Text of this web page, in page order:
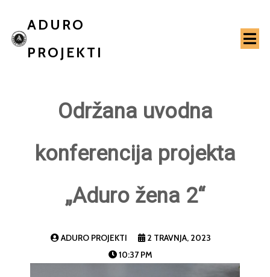
ADURO
PROJEKTI
Održana uvodna
konferencija projekta
„Aduro žena 2“
ADURO PROJEKTI
2 TRAVNJA, 2023
10:37 PM